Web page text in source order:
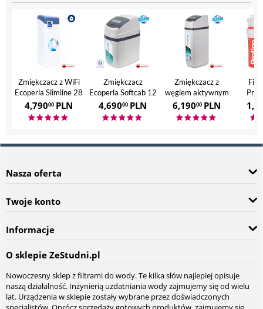
Zmiękczacz z WiFi
Ecoperla Slimline 28
4,79000 PLN
Zmiękczacz
Ecoperla Softcab 12
4,69000 PLN
Zmiękczacz z
węglem aktywnym
Ecoperla Hero
6,19000 PLN
Filtr
Nasza oferta
Twoje konto
Informacje
O sklepie ZeStudni.pl
Nowoczesny sklep z filtrami do wody. Te kilka słów najlepiej opisuje
naszą działalność. Inżynierią uzdatniania wody zajmujemy się od wielu
lat. Urządzenia w sklepie zostały wybrane przez doświadczonych